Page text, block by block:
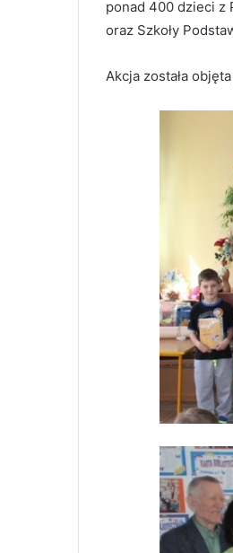
ponad 400 dzieci z
oraz Szkoły
Akcja została